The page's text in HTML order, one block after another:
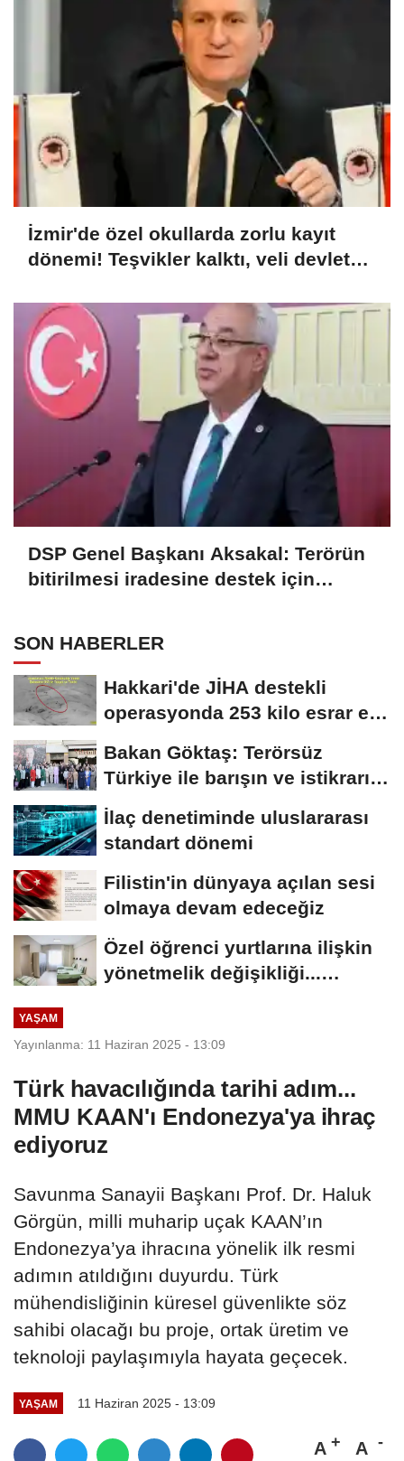
İzmir'de özel okullarda zorlu kayıt
dönemi! Teşvikler kalktı, veli devlet
DSP Genel Başkanı Aksakal: Terörün
bitirilmesi iradesine destek için
SON HABERLER
Hakkari'de JİHA destekli
operasyonda 253 kilo esrar ele
Bakan Göktaş: Terörsüz
Türkiye ile barışın ve istikrarın
güçlendiği...
İlaç denetiminde uluslararası
standart dönemi
Filistin'in dünyaya açılan sesi
olmaya devam edeceğiz
Özel öğrenci yurtlarına ilişkin
yönetmelik değişikliği...
YAŞAM
Yayınlanma: 11 Haziran 2025 - 13:09
Türk havacılığında tarihi adım...
MMU KAAN'ı Endonezya'ya ihraç
ediyoruz
Savunma Sanayii Başkanı Prof. Dr. Haluk
Görgün, milli muharip uçak KAAN’ın
Endonezya’ya ihracına yönelik ilk resmi
adımın atıldığını duyurdu. Türk
mühendisliğinin küresel güvenlikte söz
sahibi olacağı bu proje, ortak üretim ve
teknoloji paylaşımıyla hayata geçecek.
YAŞAM 11 Haziran 2025 - 13:09
A A